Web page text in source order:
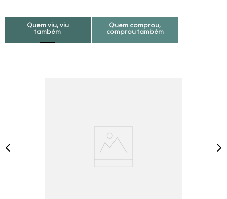
Quem viu, viu
também
Quem comprou,
comprou também